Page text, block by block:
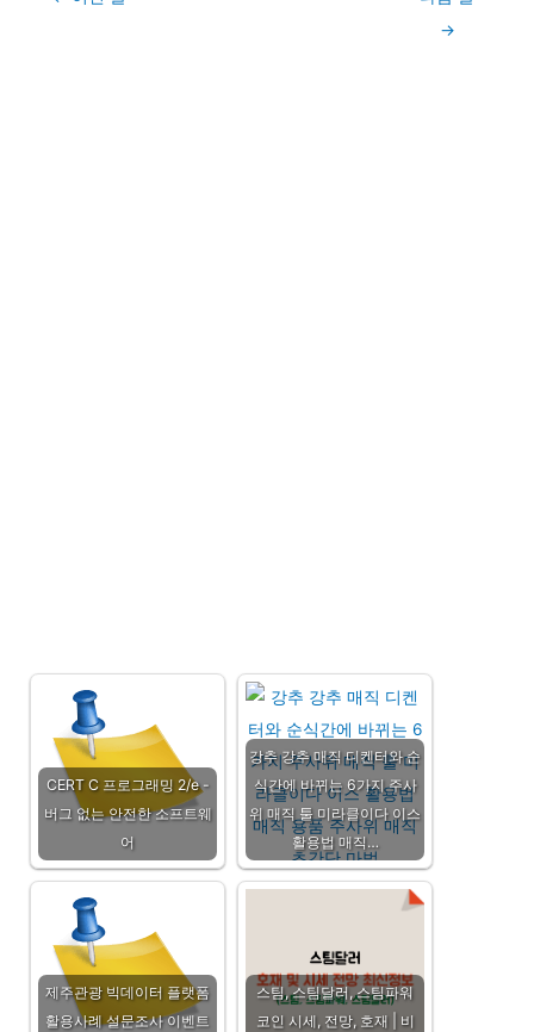
→
CERT C 프로그래밍 2/e -
버그 없는 안전한 소프트웨
어
강추 강추 매직 디켄터와 순
식간에 바뀌는 6가지 주사
위 매직 툴 미라클이다 이스
활용법 매직…
제주관광 빅데이터 플랫폼
활용사례 설문조사 이벤트
스팀, 스팀달러, 스팀파워
코인 시세, 전망, 호재 | 비